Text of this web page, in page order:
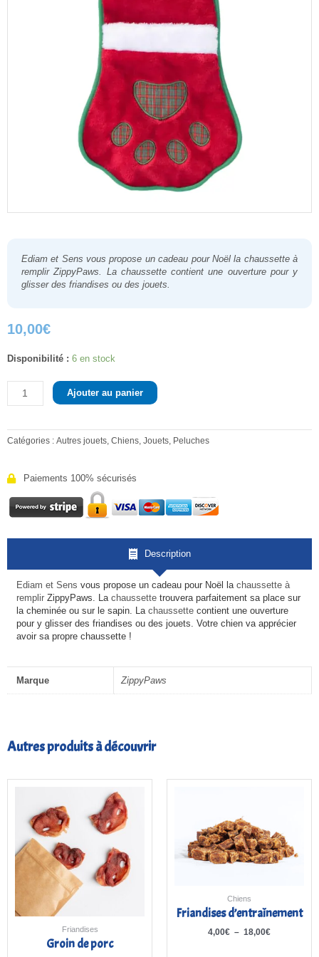
Ediam et Sens vous propose un cadeau pour Noël la chaussette à
remplirZippyPaws. La chaussettecontient une ouverture pour y
glisser des friandises ou des jouets.
10,00€
Disponibilité : 6 en stock
quantité
Chaussette
remplir
Ajouter au panier
Catégories : Autres jouets Chiens Jouets Peluches
Paiements 100% sécurisés
Description
Ediam et Sens vous propose un cadeau pour Noël la chaussette à
remplir ZippyPaws. La chaussette trouvera parfaitement sa place sur
la cheminée ou sur le sapin. La chaussette contient une ouverture
pour y glisser des friandises ou des jouets. Votre chien va apprécier
avoir sa propre chaussette !
Marque ZippyPaws
Autres produits à découvrir
Friandises
Groin de porc
Chiens
Friandises d’entraînement
4,00€ – 18,00€
18,00€